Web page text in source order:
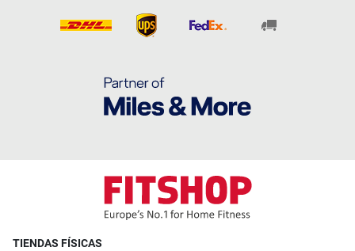
TIENDAS FÍSICAS